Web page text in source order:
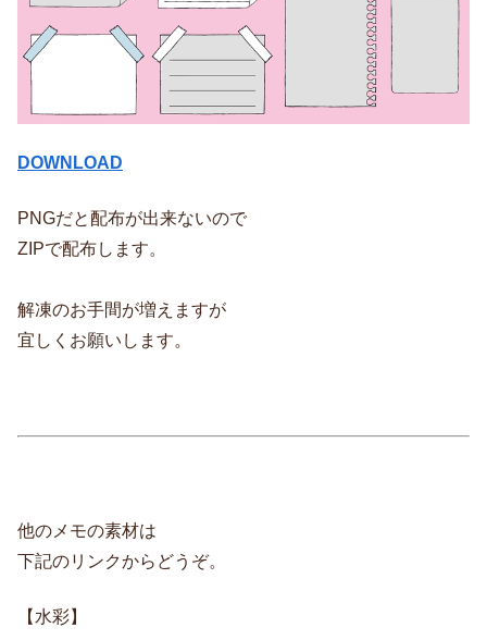
DOWNLOAD
PNGだと配布が出来ないので
ZIPで配布します。
解凍のお手間が増えますが
宜しくお願いします。
他のメモの素材は
下記のリンクからどうぞ。
【水彩】